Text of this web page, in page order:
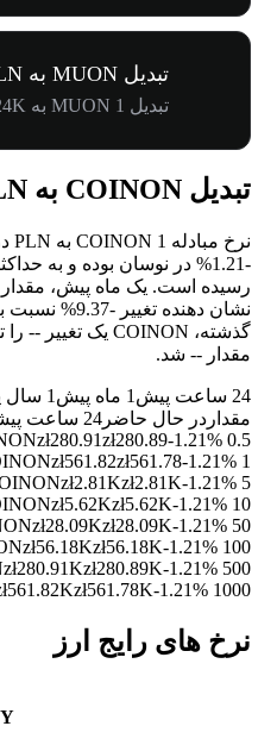
تبدیل MUON به PLN
تبدیل 1 MUON به zł3.24K
تبدیل COINON به PLN جدول نرخ ارز
نرخ مبادله 1 COINON به PLN در 24 ساعت گذشته به میزان
-1.21%
نشان دهنده تغییر -9.37%
نسبت
گذشته، COINON یک تغییر
-- را
مقدار -- شد.
24 ساعت پیش 1 ماه پیش
1 سال پیش
مقدار در حال حاضر 24 ساعت پیش
0.5 COINON
zł280.91zł280.89-1.21%
1 COINON
zł561.82zł561.78-1.21%
5 COINON
zł2.81Kzł2.81K-1.21%
10 COINON
zł5.62Kzł5.62K-1.21%
50 COINON
zł28.09Kzł28.09K-1.21%
100 COINON
zł56.18Kzł56.18K-1.21%
500 COINON
zł280.91Kzł280.89K-1.21%
1000 COINON
zł561.78K-1.21%
نرخ های رایج ارز